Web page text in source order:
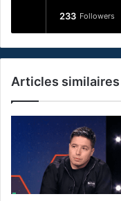
233 Followers
Articles similaires